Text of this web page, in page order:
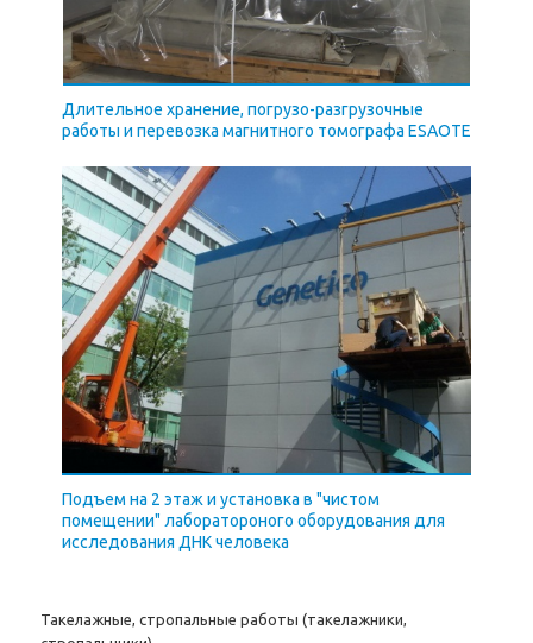
Длительное хранение, погрузо-разгрузочные
работы и перевозка магнитного томографа ESAOTE
Подъем на 2 этаж и установка в "чистом
помещении" лаборатороного оборудования для
исследования ДНК человека
Такелажные, стропальные работы (такелажники,